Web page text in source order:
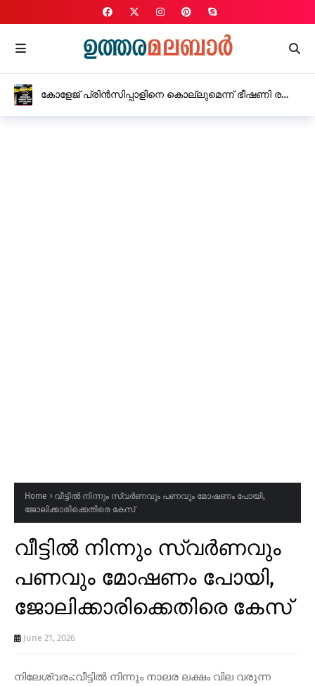
വീട്ടിൽ അബോധാവസ്ഥയിൽ കണ്ട യുവാവ് മരിച്ചു
Home
വീട്ടിൽ നിന്നും സ്വർണവും പണവും മോഷണം പോയി,
ജോലിക്കാരിക്കെതിരെ കേസ്
വീട്ടിൽ നിന്നും സ്വർണവും
പണവും മോഷണം പോയി,
ജോലിക്കാരിക്കെതിരെ കേസ്
June 21, 2026
നിലേശ്വരം:വീട്ടിൽ നിന്നും നാലര ലക്ഷം വില വരുന്ന